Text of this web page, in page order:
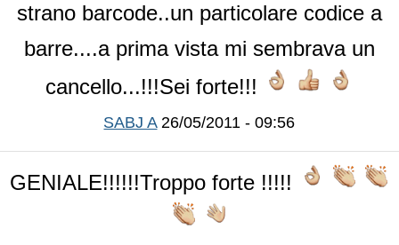
strano barcode..un particolare codice a
barre....a prima vista mi sembrava un
cancello...!!!Sei forte!!!
SABJ A26/05/2011 - 09:56
GENIALE!!!!!!Troppo forte !!!!!